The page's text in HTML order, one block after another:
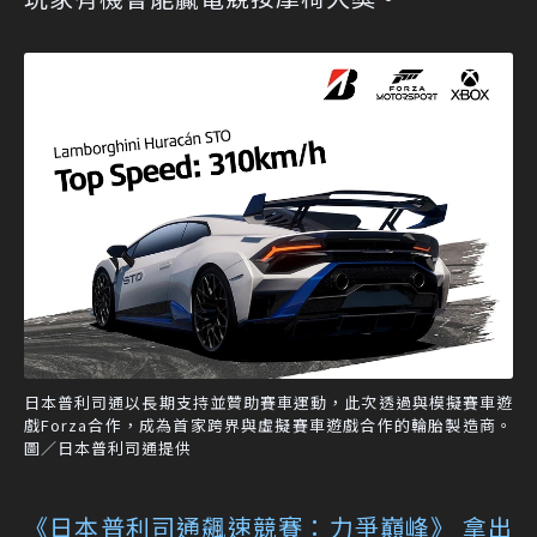
日本普利司通以長期支持並贊助賽車運動，此次透過與模擬賽車遊
戲Forza合作，成為首家跨界與虛擬賽車遊戲合作的輪胎製造商。
圖／日本普利司通提供
《日本普利司通飆速競賽：力爭巔峰》 拿出